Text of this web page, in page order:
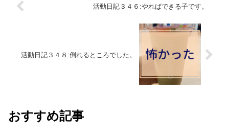
活動日記３４６:やればできる子です。
活動日記３４８:倒れるところでした。
おすすめ記事